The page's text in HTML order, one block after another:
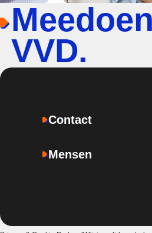
VVD.
Contact
Mensen